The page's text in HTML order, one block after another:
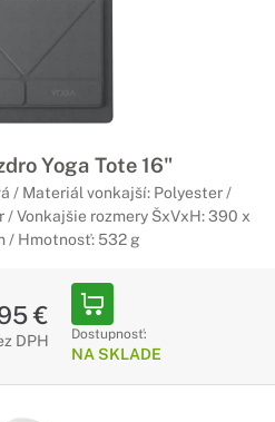
Yoga Tote 16"
/ Materiál vonkajší: Polyester /
Vonkajšie rozmery ŠxVxH: 390 x
/ Hmotnosť: 532 g
€
DPH Dostupnosť:
NA SKLADE